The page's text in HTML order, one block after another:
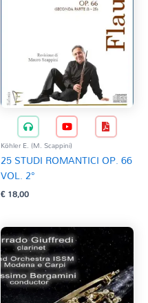
Köhler E. (M. Scappini)
25 STUDI ROMANTICI OP. 66
VOL. 2°
€18,00